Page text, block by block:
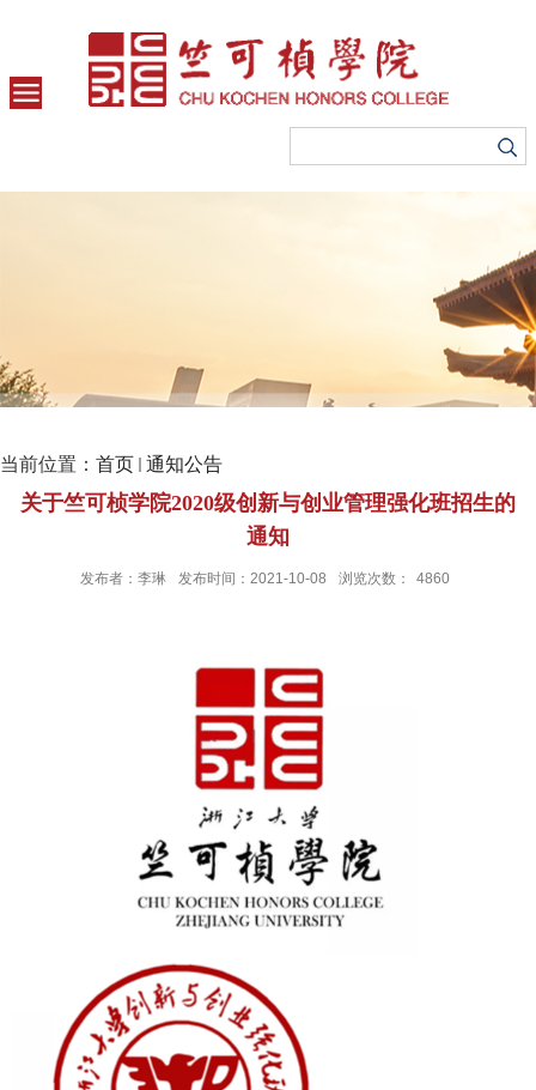
当前位置： 首页 通知公告
关于竺可桢学院2020级创新与创业管理强化班招生的
通知
发布者：李琳 发布时间：2021-10-08 浏览次数： 4860